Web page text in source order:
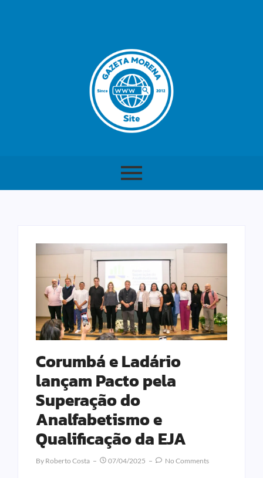
Corumbá e Ladário
lançam Pacto pela
Superação do
Analfabetismo e
Qualificação da EJA
By Roberto Costa 07/04/2025 No Comments